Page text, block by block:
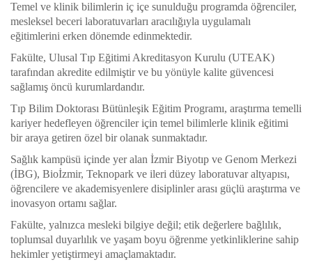
Temel ve klinik bilimlerin iç içe sunulduğu programda öğrenciler,
mesleksel beceri laboratuvarları aracılığıyla uygulamalı
eğitimlerini erken dönemde edinmektedir.
Fakülte, Ulusal Tıp Eğitimi Akreditasyon Kurulu (UTEAK)
tarafından akredite edilmiştir ve bu yönüyle kalite güvencesi
sağlamış öncü kurumlardandır.
Tıp Bilim Doktorası Bütünleşik Eğitim Programı, araştırma temelli
kariyer hedefleyen öğrenciler için temel bilimlerle klinik eğitimi
bir araya getiren özel bir olanak sunmaktadır.
Sağlık kampüsü içinde yer alan İzmir Biyotıp ve Genom Merkezi
(İBG), Bioİzmir, Teknopark ve ileri düzey laboratuvar altyapısı,
öğrencilere ve akademisyenlere disiplinler arası güçlü araştırma ve
inovasyon ortamı sağlar.
Fakülte, yalnızca mesleki bilgiye değil; etik değerlere bağlılık,
toplumsal duyarlılık ve yaşam boyu öğrenme yetkinliklerine sahip
hekimler yetiştirmeyi amaçlamaktadır.